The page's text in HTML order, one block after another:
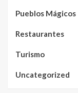
Pueblos Mágicos
Restaurantes
Turismo
Uncategorized